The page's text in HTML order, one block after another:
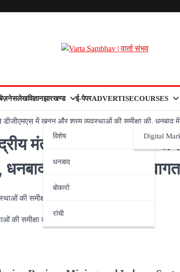
लेखविज्ञानझारखण्ड
विशेष
धनबाद
बोकारो
रांची
ई-पेपरADVERTISECOURSES
Digital
में खनन और श्रम व्यवस्थाओं की समीक्षा की, धनबाद में
मंत्री ने डीजीएमएस में
धनबाद में मंत्री का भव्य स्वागत
की समीक्षा की